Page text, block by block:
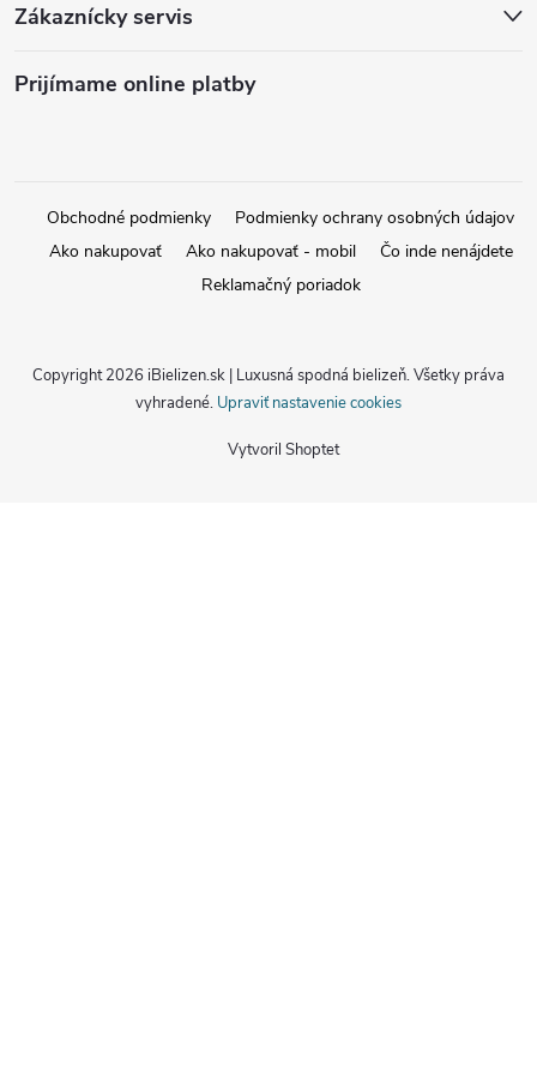
Zákaznícky servis
Prijímame online platby
Obchodné podmienky
Podmienky ochrany osobných údajov
Ako nakupovať
Ako nakupovať - mobil
Čo inde nenájdete
Reklamačný poriadok
Vytvoril Shoptet
Copyright 2026 iBielizen.sk | Luxusná spodná bielizeň. Všetky práva
vyhradené. Upraviť nastavenie cookies